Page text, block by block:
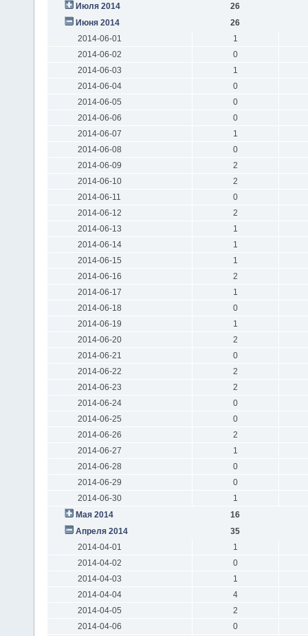
Июля 2014
26
Июня 2014
26
2014-06-01
1
2014-06-02
0
2014-06-03
1
2014-06-04
0
2014-06-05
0
2014-06-06
0
2014-06-07
1
2014-06-08
0
2014-06-09
2
2014-06-10
2
2014-06-11
0
2014-06-12
2
2014-06-13
1
2014-06-14
1
2014-06-15
1
2014-06-16
2
2014-06-17
1
2014-06-18
0
2014-06-19
1
2014-06-20
2
2014-06-21
0
2014-06-22
2
2014-06-23
2
2014-06-24
0
2014-06-25
0
2014-06-26
2
2014-06-27
1
2014-06-28
0
2014-06-29
0
2014-06-30
1
Мая 2014
16
Апреля 2014
35
2014-04-01
1
2014-04-02
0
2014-04-03
1
2014-04-04
4
2014-04-05
2
2014-04-06
0